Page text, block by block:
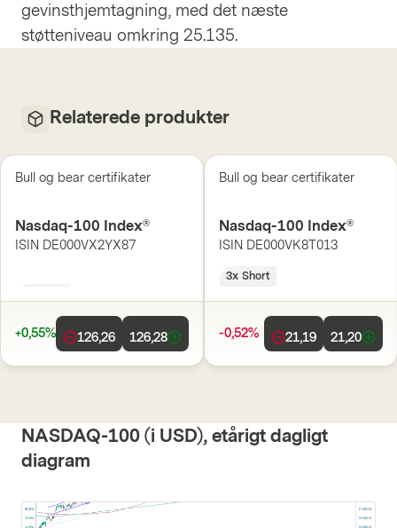
gevinsthjemtagning, med det næste
støtteniveau omkring 25.135.
Relaterede produkter
Bull og bear certifikater
Nasdaq-100 Index®
ISIN DE000VX2YX87
+0,55% 126,26 126,28
Bull og bear certifikater
Nasdaq-100 Index®
ISIN DE000VK8T013
3x Short
-0,52% 21,19 21,20
NASDAQ-100 (i USD), etårigt dagligt
diagram